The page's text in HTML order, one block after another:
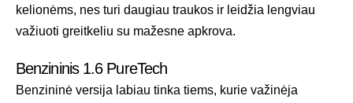
kelionėms, nes turi daugiau traukos ir leidžia lengviau
važiuoti greitkeliu su mažesne apkrova.
Benzininis 1.6 PureTech
Benzininė versija labiau tinka tiems, kurie važinėja